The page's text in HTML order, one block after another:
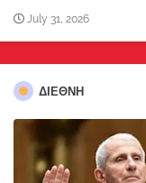
July 31, 2026
ΔΙΕΘΝΗ